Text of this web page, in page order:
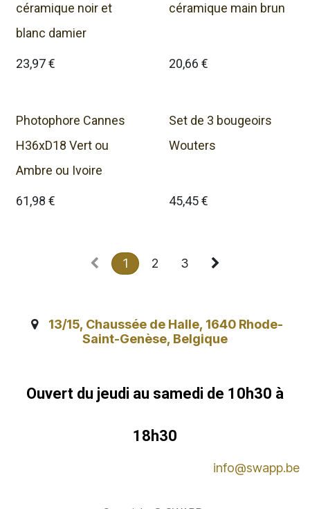
céramique noir et
blanc damier
23,97€
céramique main brun
20,66 €
Photophore Cannes
H36xD18 Vert ou
Ambre ou Ivoire
61,98 €
Set de 3 bougeoirs
Wouters
45,45€
1 2 3
13/15, Chaussée de Halle, 1640 Rhode-
Saint-Genèse, Belgique
Ouvert du jeudi au samedi de 10h30 à
18h30
info@swapp.be